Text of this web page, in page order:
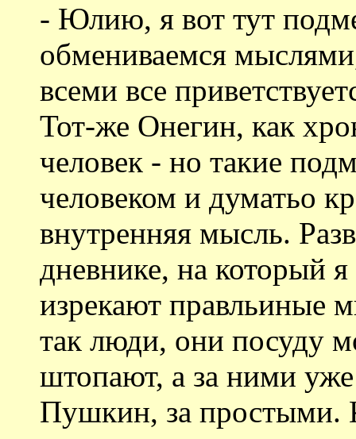
- Юлию, я вот тут
обмениваемся
всеми все
Тот-же Онегин, как
человек - но такие
человеком и думатьо
внутренняя мысль.
дневнике, на который
изрекают правльиные
так люди, они посуду
штопают, а за ними
Пушкин, за простыми.